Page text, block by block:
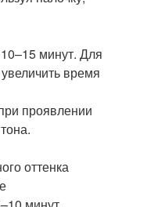
минут. Для
время
проявлении
оттенка